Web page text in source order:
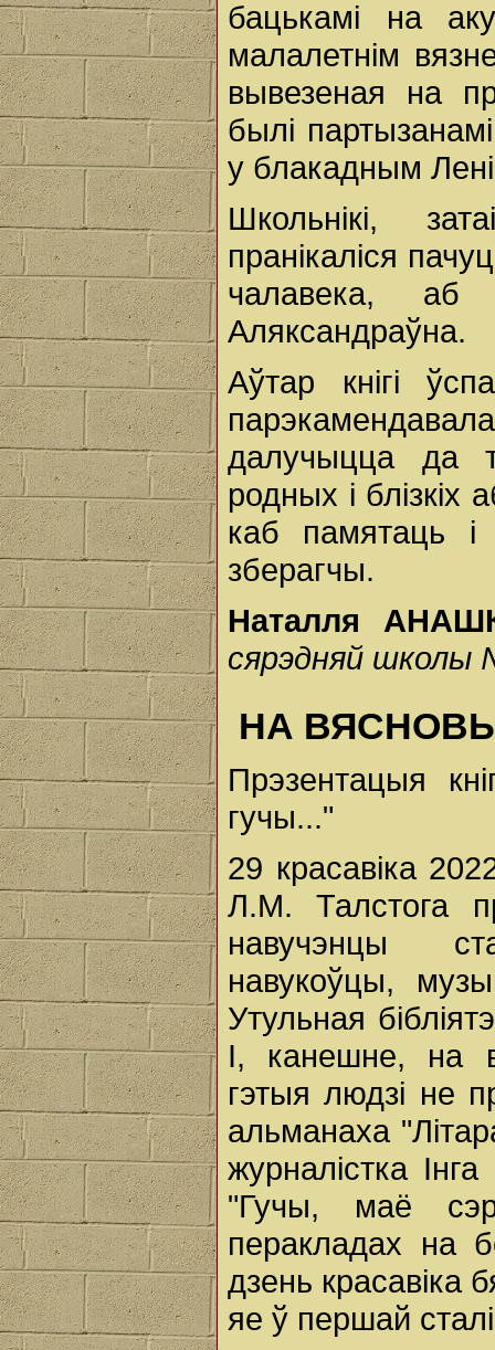
бацькамі на
малалетнім
вывезеная на
былі
у блакадным
Школьнікі,
пранікаліся
чалавека, аб
Аляксандраўна.
Аўтар кнігі
далучыцца да
родных і
каб памятаць і
зберагчы.
Наталля
сярэдняй школы
НА
Прэзентацыя
гучы..."
29 красавіка
Л.М. Талстога
навучэнцы
навукоўцы,
Утульная
І, канешне, на
гэтыя людзі не
альманаха
журналістка
"Гучы, маё
перакладах на
дзень красавіка
яе ў першай